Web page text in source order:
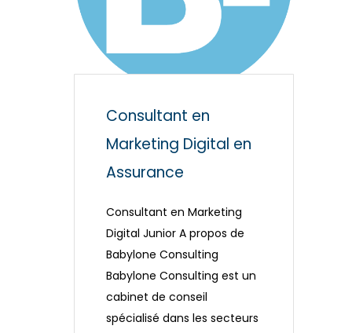
Consultant en
Marketing Digital en
Assurance
Consultant en Marketing
Digital Junior A propos de
Babylone Consulting
Babylone Consulting est un
cabinet de conseil
spécialisé dans les secteurs